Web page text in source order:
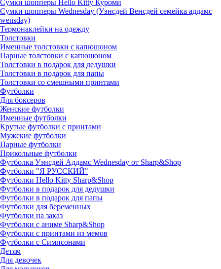
Сумки шопперы Hello Kitty Куроми
Сумки шопперы Wednesday (Уэнсдей Венсдей семейка аддамс
wensday)
Термонаклейки на одежду
Толстовки
Именные толстовки с капюшоном
Парные толстовки с капюшоном
Толстовки в подарок для дедушки
Толстовки в подарок для папы
Толстовки со смешными принтами
Футболки
Для боксеров
Женские футболки
Именные футболки
Крутые футболки с принтами
Мужские футболки
Парные футболки
Прикольные футболки
Футболка Уэнсдей Аддамс Wednesday от Sharp&Shop
Футболки "Я РУССКИЙ"
Футболки Hello Kitty Sharp&Shop
Футболки в подарок для дедушки
Футболки в подарок для папы
Футболки для беременных
Футболки на заказ
Футболки с аниме Sharp&Shop
Футболки с принтами из мемов
Футболки с Симпсонами
Детям
Для девочек